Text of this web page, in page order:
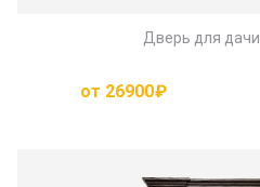
Дверь для дачи
от 26900₽